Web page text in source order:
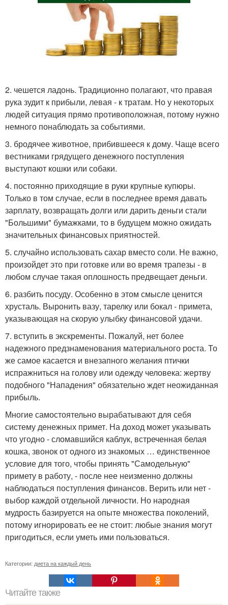
2. чешется ладонь. Традиционно полагают, что правая
рука зудит к прибыли, левая - к тратам. Но у некоторых
людей ситуация прямо противоположная, потому нужно
немного понаблюдать за событиями.
3. бродячее животное, прибившееся к дому. Чаще всего
вестниками грядущего денежного поступления
выступают кошки или собаки.
4. постоянно приходящие в руки крупные купюры.
Только в том случае, если в последнее время давать
зарплату, возвращать долги или дарить деньги стали
"Большими" бумажками, то в будущем можно ожидать
значительных финансовых приятностей.
5. случайно использовать сахар вместо соли. Не важно,
произойдет это при готовке или во время трапезы - в
любом случае такая оплошность предвещает деньги.
6. разбить посуду. Особенно в этом смысле ценится
хрусталь. Выронить вазу, тарелку или бокал - примета,
указывающая на скорую улыбку финансовой удачи.
7. вступить в экскременты. Пожалуй, нет более
надежного предзнаменования материального роста. То
же самое касается и внезапного желания птички
испражниться на голову или одежду человека: жертву
подобного "Нападения" обязательно ждет неожиданная
прибыль.
Многие самостоятельно вырабатывают для себя
систему денежных примет. На доход может указывать
что угодно - сломавшийся каблук, встреченная белая
кошка, звонок от одного из знакомых … единственное
условие для того, чтобы принять "Самодельную"
примету в работу, - после нее неизменно должны
наблюдаться поступления финансов. Верить или нет -
выбор каждой отдельной личности. Но народная
мудрость базируется на опыте множества поколений,
потому игнорировать ее не стоит: любые знания могут
пригодиться, если уметь ими пользоваться.
Категории: диета на каждый день
Читайте также